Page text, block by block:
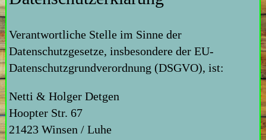
Verantwortliche Stelle im Sinne der
Datenschutzgesetze, insbesondere der EU-
Datenschutzgrundverordnung (DSGVO), ist:
Netti & Holger Detgen
Hoopter Str. 67
21423 Winsen / Luhe